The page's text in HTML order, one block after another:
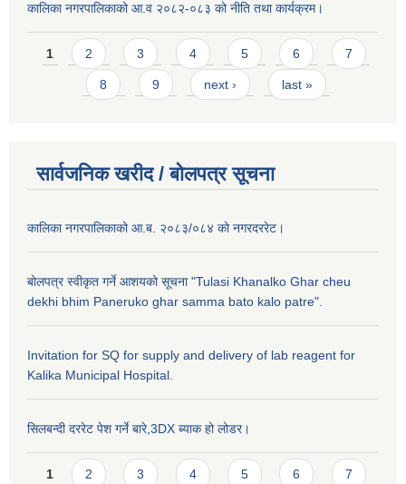
कालिका नगरपालिकाको आ.व २०८२-०८३ को नीति तथा कार्यक्रम।
Pages
1 2 3 4 5 6 7
8 9 next › last »
सार्वजनिक खरीद / बाेलपत्र सूचना
कालिका नगरपालिकाको आ.ब. २०८३/०८४ को नगरदररेट।
बोलपत्र स्वीकृत गर्ने आशयको सूचना "Tulasi Khanalko Ghar cheu
dekhi bhim Paneruko ghar samma bato kalo patre".
Invitation for SQ for supply and delivery of lab reagent for
Kalika Municipal Hospital.
सिलबन्दी दररेट पेश गर्ने बारे,3DX ब्याक हो लोडर।
Pages
1 2 3 4 5 6 7